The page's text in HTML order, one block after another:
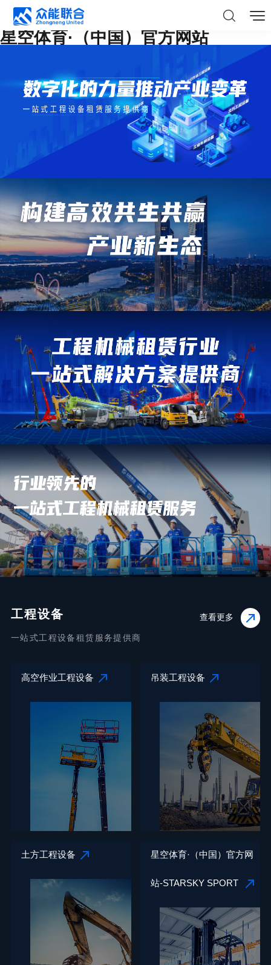
星空体育·（中国）官方网站
工程设备
一站式工程设备租赁服务提供商
查看更多
高空作业工程设备 吊装工程设备
土方工程设备 星空体育·（中国）官方网
站-STARSKY SPORT